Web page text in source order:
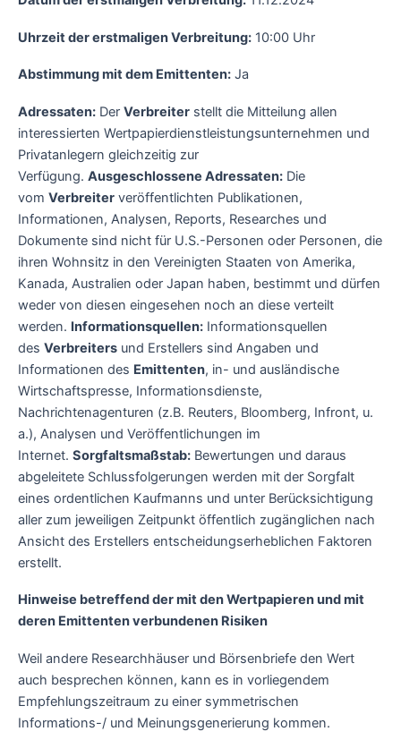
Uhrzeit der erstmaligen Verbreitung: 10:00 Uhr
Abstimmung mit dem Emittenten: Ja
Adressaten: Der Verbreiter stellt die Mitteilung allen
interessierten Wertpapierdienstleistungsunternehmen und
Privatanlegern gleichzeitig zur
Verfügung. Ausgeschlossene Adressaten: Die
vom Verbreiter veröffentlichten Publikationen,
Informationen, Analysen, Reports, Researches und
Dokumente sind nicht für U.S.-Personen oder Personen, die
ihren Wohnsitz in den Vereinigten Staaten von Amerika,
Kanada, Australien oder Japan haben, bestimmt und dürfen
weder von diesen eingesehen noch an diese verteilt
werden. Informationsquellen: Informationsquellen
des Verbreiters und Erstellers sind Angaben und
Informationen des Emittenten, in- und ausländische
Wirtschaftspresse, Informationsdienste,
Nachrichtenagenturen (z.B. Reuters, Bloomberg, Infront, u.
a.), Analysen und Veröffentlichungen im
Internet. Sorgfaltsmaßstab: Bewertungen und daraus
abgeleitete Schlussfolgerungen werden mit der Sorgfalt
eines ordentlichen Kaufmanns und unter Berücksichtigung
aller zum jeweiligen Zeitpunkt öffentlich zugänglichen nach
Ansicht des Erstellers entscheidungserheblichen Faktoren
erstellt.
Hinweise betreffend der mit den Wertpapieren und mit
deren Emittenten verbundenen Risiken
Weil andere Researchhäuser und Börsenbriefe den Wert
auch besprechen können, kann es in vorliegendem
Empfehlungszeitraum zu einer symmetrischen
Informations-/ und Meinungsgenerierung kommen.